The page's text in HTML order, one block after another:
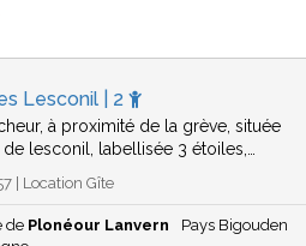
Lesconil | 2
à proximité de la grève, située
lesconil, labellisée 3 étoiles,…
| Location Gîte
de Plonéour Lanvern
Pays Bigouden